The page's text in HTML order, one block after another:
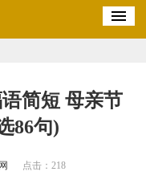
简短 母亲节
86句)
点击： 218